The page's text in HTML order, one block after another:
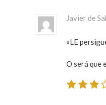
Javier de
«LE
O será que